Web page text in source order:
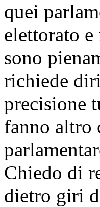
quei
elettorato
sono
richiede
precisione
fanno altro
Chiedo di
dietro giri